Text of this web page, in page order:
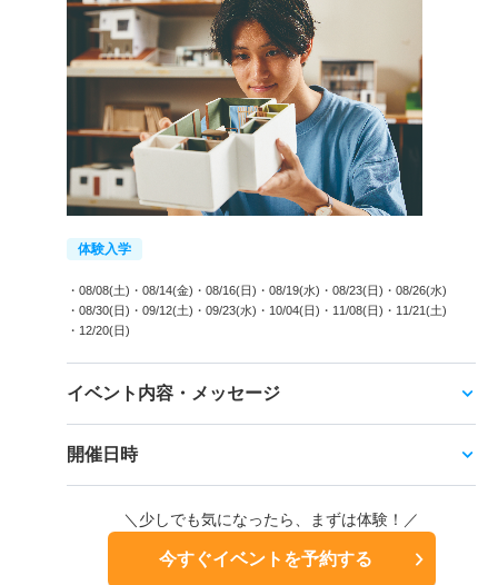
体験入学
・08/08(土) ・08/14(金) ・08/16(日) ・08/19(水) ・08/23(日) ・08/26(水)
・08/30(日) ・09/12(土) ・09/23(水) ・10/04(日) ・11/08(日) ・11/21(土)
・12/20(日)
イベント内容・メッセージ
開催日時
＼少しでも気になったら、まずは体験！／
今すぐイベントを予約する